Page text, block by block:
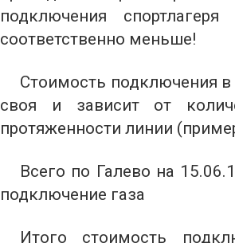
подключения
соответственно меньше!
Стоимость подключения в
своя и зависит от
протяженности линии
Всего по Галево на
подключение газа
Итого стоимость